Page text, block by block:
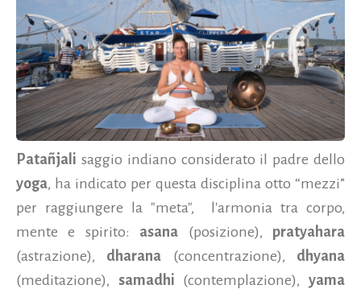
Patañjali saggio indiano considerato il padre dello
yoga, ha indicato per questa disciplina otto “mezzi”
per raggiungere la "meta", l'armonia tra corpo,
mente e spirito: asana (posizione), pratyahara
(astrazione), dharana (concentrazione), dhyana
(meditazione), samadhi (contemplazione),yama